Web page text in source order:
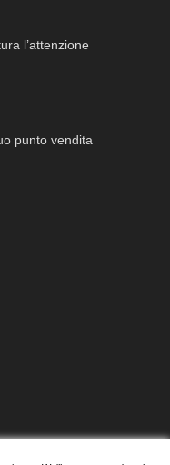
l’attenzione
punto vendita